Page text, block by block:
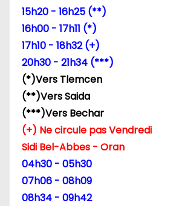
e
a
r
t
c
15h20 - 16h25 (**)
16h00 - 17h11 (*)
17h10 - 18h32 (+)
20h30 - 21h34 (***)
(*)Vers Tlemcen
(**)Vers Saida
(***)Vers Bechar
(+) Ne circule pas Vendredi
Sidi Bel-Abbes - Oran
04h30 - 05h30
07h06 - 08h09
08h34 - 09h42